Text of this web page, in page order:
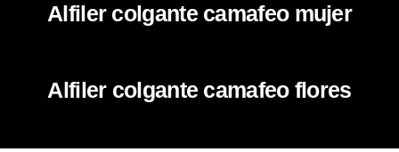
Alfiler colgante camafeo mujer
Alfiler colgante camafeo flores